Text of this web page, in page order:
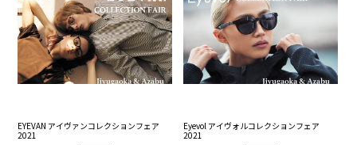
EYEVAN アイヴァンコレクションフェア
2021
Eyevol アイヴォルコレクションフェア
2021